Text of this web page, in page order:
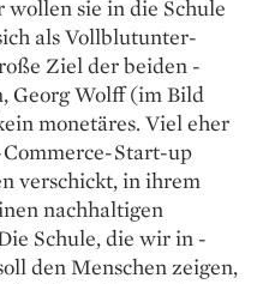
­wollen sie in die Schule
als Vollblutunter­
Ziel der beiden
Georg Wolff (im Bild
­monetäres. Viel eher
­Start-up
verschickt, in ­ihrem
nachhaltigen
Schule, die wir in
den ­Menschen zeigen,